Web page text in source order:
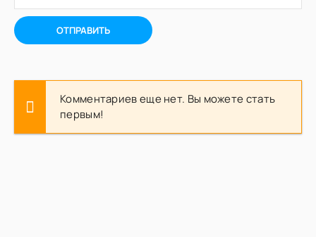
ОТПРАВИТЬ
Комментариев еще нет. Вы можете стать
первым!